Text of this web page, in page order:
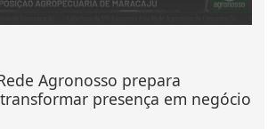
Agronosso prepara
presença em negócio